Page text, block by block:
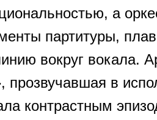
а
партитуры,
вокруг вокала.
прозвучавшая в
контрастным